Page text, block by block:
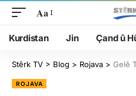
Aa
Kurdistan Jin Çand û
Stêrk TV > Blog > Rojava > Gelê
ROJAVA